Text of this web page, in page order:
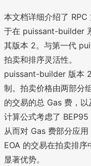
本文档详细介绍了
于在 puissant-builder
其版本 2。与第一代
拍卖和排序灵活性。
puissant-builder 版本
制。拍卖价格由两部分
的交易的总 Gas 费，以
计算公式考虑了
从而对 Gas 费部分应
EOA 的交易在拍卖排
显著优势。